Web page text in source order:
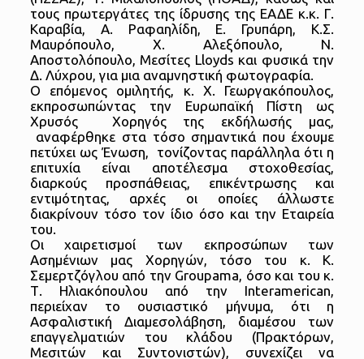
τους πρωτεργάτες της ίδρυσης της ΕΑΔΕ κ.κ. Γ.
Καραβία, Α. Ραφαηλίδη, Ε. Γρυπάρη, Κ.Σ.
Μαυρόπουλο, Χ. Αλεξόπουλο, Ν.
Αποστολόπουλο, Μεσίτες Lloyds και φυσικά την
Δ. Λύχρου, για μια αναμνηστική φωτογραφία.
Ο επόμενος ομιλητής, κ. Χ. Γεωργακόπουλος,
εκπροσωπώντας την Ευρωπαϊκή Πίστη ως
Χρυσός Χορηγός της εκδήλωσής μας,
αναφέρθηκε στα τόσο σημαντικά που έχουμε
πετύχει ως Ένωση, τονίζοντας παράλληλα ότι η
επιτυχία είναι αποτέλεσμα στοχοθεσίας,
διαρκούς προσπάθειας, επικέντρωσης και
εντιμότητας, αρχές οι οποίες άλλωστε
διακρίνουν τόσο τον ίδιο όσο και την Εταιρεία
του.
Οι χαιρετισμοί των εκπροσώπων των
Ασημένιων μας Χορηγών, τόσο του κ. Κ.
Σεμερτζόγλου από την Groupama, όσο και του κ.
Τ. Ηλιακόπουλου από την Interamerican,
περιείχαν το ουσιαστικό μήνυμα, ότι η
Ασφαλιστική Διαμεσολάβηση, διαμέσου των
επαγγελματιών του κλάδου (Πρακτόρων,
Μεσιτών και Συντονιστών), συνεχίζει να